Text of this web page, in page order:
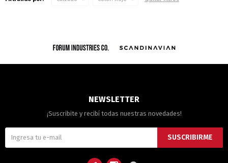
NEWSLETTER
¡Suscribite y recibí todas nuestras novedades!
SUSCRIBIRME